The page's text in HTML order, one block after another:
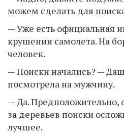
можем сделать для
— Уже есть официальная
крушении самолета. На
человек.
— Поиски начались? —
посмотрела на мужчину.
— Да. Предположительно,
за деревьев поиски
лучшее.